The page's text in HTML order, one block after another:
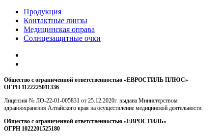
Продукция
Контактные линзы
Медицинская оправа
Солнцезащитные очки
Общество с ограниченной ответственностью «ЕВРОСТИЛЬ ПЛЮС»
ОГРН 1122225011336
Лицензия № ЛО-22-01-005831 от 25.12.2020г. выдана Министерством
здравоохранения Алтайского края на осуществление медицинской деятельности.
Общество с ограниченной ответственностью «ЕВРОСТИЛЬ»
ОГРН 1022201525180